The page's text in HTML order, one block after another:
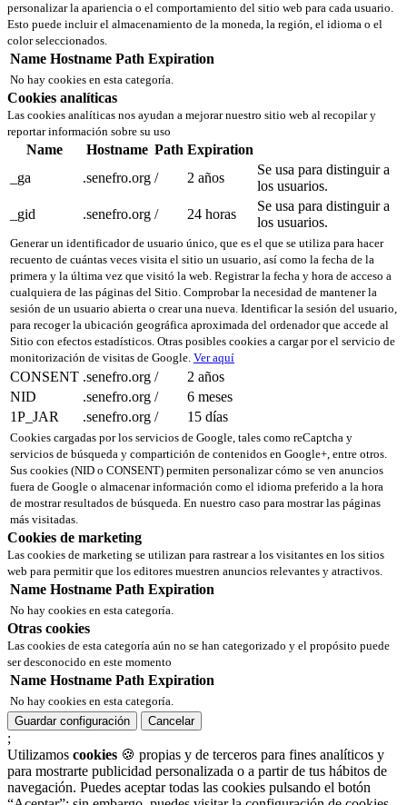
personalizar la apariencia o el comportamiento del sitio web para cada usuario.
Esto puede incluir el almacenamiento de la moneda, la región, el idioma o el
color seleccionados.
Name Hostname Path Expiration
No hay cookies en esta categoría.
Cookies analíticas
Las cookies analíticas nos ayudan a mejorar nuestro sitio web al recopilar y
reportar información sobre su uso
Name Hostname Path Expiration
_ga
.senefro.org / 2 años
Se usa para distinguir a
los usuarios.
_gid
.senefro.org / 24 horas
Se usa para distinguir a
los usuarios.
Generar un identificador de usuario único, que es el que se utiliza para hacer
recuento de cuántas veces visita el sitio un usuario, así como la fecha de la
primera y la última vez que visitó la web. Registrar la fecha y hora de acceso a
cualquiera de las páginas del Sitio. Comprobar la necesidad de mantener la
sesión de un usuario abierta o crear una nueva. Identificar la sesión del usuario,
para recoger la ubicación geográfica aproximada del ordenador que accede al
Sitio con efectos estadísticos. Otras posibles cookies a cargar por el servicio de
monitorización de visitas de Google. Ver aquí
CONSENT .senefro.org /
2 años
NID
.senefro.org /
6 meses
1P_JAR
.senefro.org / 15 días
Cookies cargadas por los servicios de Google, tales como reCaptcha y
servicios de búsqueda y compartición de contenidos en Google+, entre otros.
Sus cookies (NID o CONSENT) permiten personalizar cómo se ven anuncios
fuera de Google o almacenar información como el idioma preferido a la hora
de mostrar resultados de búsqueda. En nuestro caso para mostrar las páginas
más visitadas.
Cookies de marketing
Las cookies de marketing se utilizan para rastrear a los visitantes en los sitios
web para permitir que los editores muestren anuncios relevantes y atractivos.
Name Hostname Path Expiration
No hay cookies en esta categoría.
Otras cookies
Las cookies de esta categoría aún no se han categorizado y el propósito puede
ser desconocido en este momento
Name Hostname Path Expiration
No hay cookies en esta categoría.
Guardar configuración
Cancelar
;
Utilizamos cookies 🍪 propias y de terceros para fines analíticos y
para mostrarte publicidad personalizada o a partir de tus hábitos de
navegación. Puedes aceptar todas las cookies pulsando el botón